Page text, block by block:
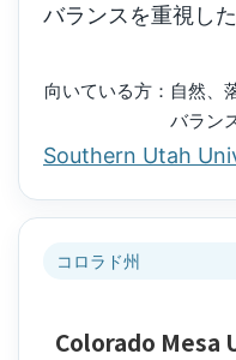
バランスを重視し
向いている方：自然、
バラン
Southern Utah
コロラド州
Colorado Mesa